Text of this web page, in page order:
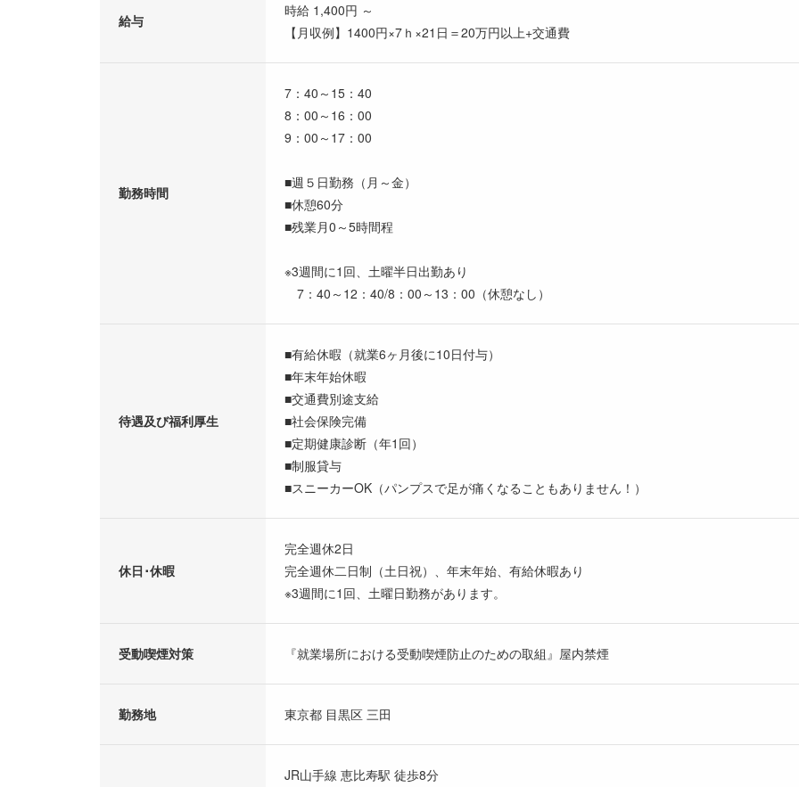
給与
時給 1,400円 ～
【月収例】1400円×7ｈ×21日＝20万円以上+交通費
勤務時間
7：40～15：40
8：00～16：00
9：00～17：00
■週５日勤務（月～金）
■休憩60分
■残業月0～5時間程
※3週間に1回、土曜半日出勤あり
7：40～12：40/8：00～13：00（休憩なし）
待遇及び福利厚生
■有給休暇（就業6ヶ月後に10日付与）
■年末年始休暇
■交通費別途支給
■社会保険完備
■定期健康診断（年1回）
■制服貸与
■スニーカーOK（パンプスで足が痛くなることもありません！）
休日･休暇
完全週休2日
完全週休二日制（土日祝）、年末年始、有給休暇あり
※3週間に1回、土曜日勤務があります。
受動喫煙対策 『就業場所における受動喫煙防止のための取組』屋内禁煙
勤務地 東京都 目黒区 三田
JR山手線 恵比寿駅 徒歩8分